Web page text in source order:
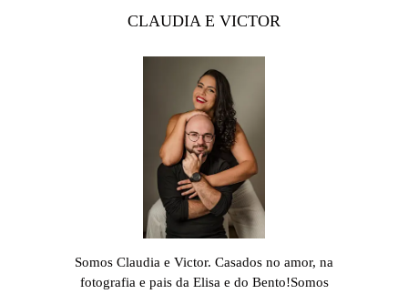
CLAUDIA E VICTOR
Somos Claudia e Victor. Casados no amor, na
fotografia e pais da Elisa e do Bento!Somos